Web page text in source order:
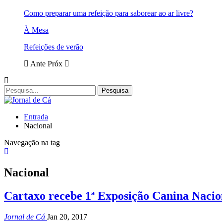
Como preparar uma refeição para saborear ao ar livre?
À Mesa
Refeições de verão
Ante Próx
Entrada
Nacional
Navegação na tag
Nacional
Cartaxo recebe 1ª Exposição Canina
Jornal de Cá Jan 20, 2017